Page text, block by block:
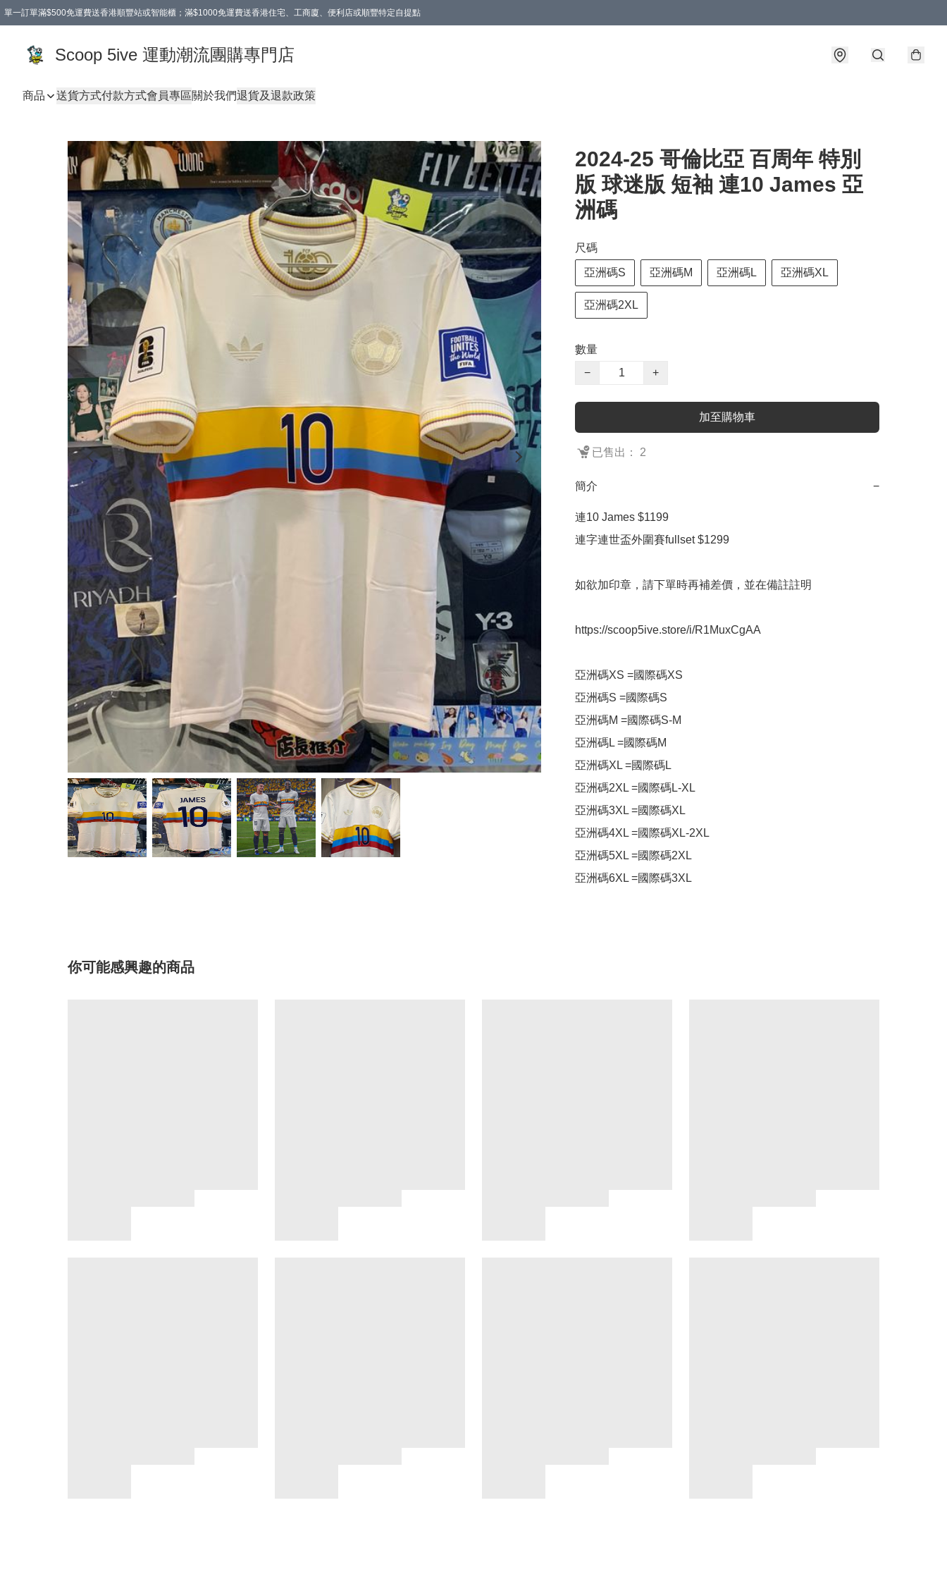
單一訂單滿$500免運費送香港順豐站或智能櫃；滿$1000免運費送香港住宅、工商廈、便利店或順豐特定自提點
Scoop 5ive 運動潮流團購專門店
商品 送貨方式付款方式會員專區關於我們退貨及退款政策
2024-25 哥倫比亞 百周年 特別
版 球迷版 短袖 連10 James 亞
洲碼
尺碼
亞洲碼S 亞洲碼M 亞洲碼L 亞洲碼XL
亞洲碼2XL
數量
−
+
加至購物車
已售出： 2
簡介 −
連10 James $1199
連字連世盃外圍賽fullset $1299
如欲加印章，請下單時再補差價，並在備註註明
https://scoop5ive.store/i/R1MuxCgAA
亞洲碼XS =國際碼XS
亞洲碼S =國際碼S
亞洲碼M =國際碼S-M
亞洲碼L =國際碼M
亞洲碼XL =國際碼L
亞洲碼2XL =國際碼L-XL
亞洲碼3XL =國際碼XL
亞洲碼4XL =國際碼XL-2XL
亞洲碼5XL =國際碼2XL
亞洲碼6XL =國際碼3XL
你可能感興趣的商品